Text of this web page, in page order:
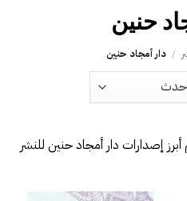
حنين
/ دار أمجاد حنين
إصدارات دار أمجاد حنين للنشر